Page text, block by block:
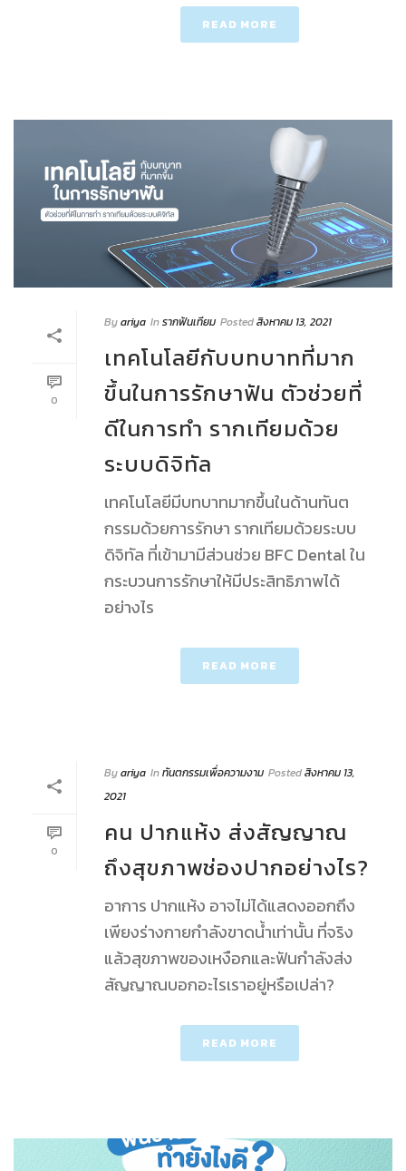
READ MORE
0
Byariya Inรากฟันเทียม Postedสิงหาคม 13, 2021
เทคโนโลยีกับบทบาทที่มาก
ขึ้นในการรักษาฟัน ตัวช่วยที่
ดีในการทำ รากเทียมด้วย
ระบบดิจิทัล
เทคโนโลยีมีบทบาทมากขึ้นในด้านทันต
กรรมด้วยการรักษา รากเทียมด้วยระบบ
ดิจิทัล ที่เข้ามามีส่วนช่วย BFC Dental ใน
กระบวนการรักษาให้มีประสิทธิภาพได้
อย่างไร
READ MORE
0
Byariya Inทันตกรรมเพื่อความงาม Postedสิงหาคม 13,
2021
คน ปากแห้ง ส่งสัญญาณ
ถึงสุขภาพช่องปากอย่างไร?
อาการ ปากแห้ง อาจไม่ได้แสดงออกถึง
เพียงร่างกายกำลังขาดน้ำเท่านั้น ที่จริง
แล้วสุขภาพของเหงือกและฟันกำลังส่ง
สัญญาณบอกอะไรเราอยู่หรือเปล่า?
READ MORE